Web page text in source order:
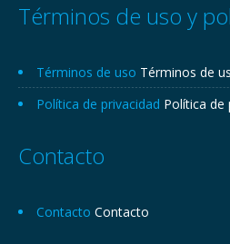
Términos de uso y
Términos de uso Términos de
Política de privacidad Política de
Contacto
Contacto Contacto